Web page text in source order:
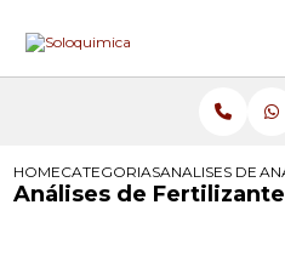
HOMECATEGORIASANALISES DE
Análises de